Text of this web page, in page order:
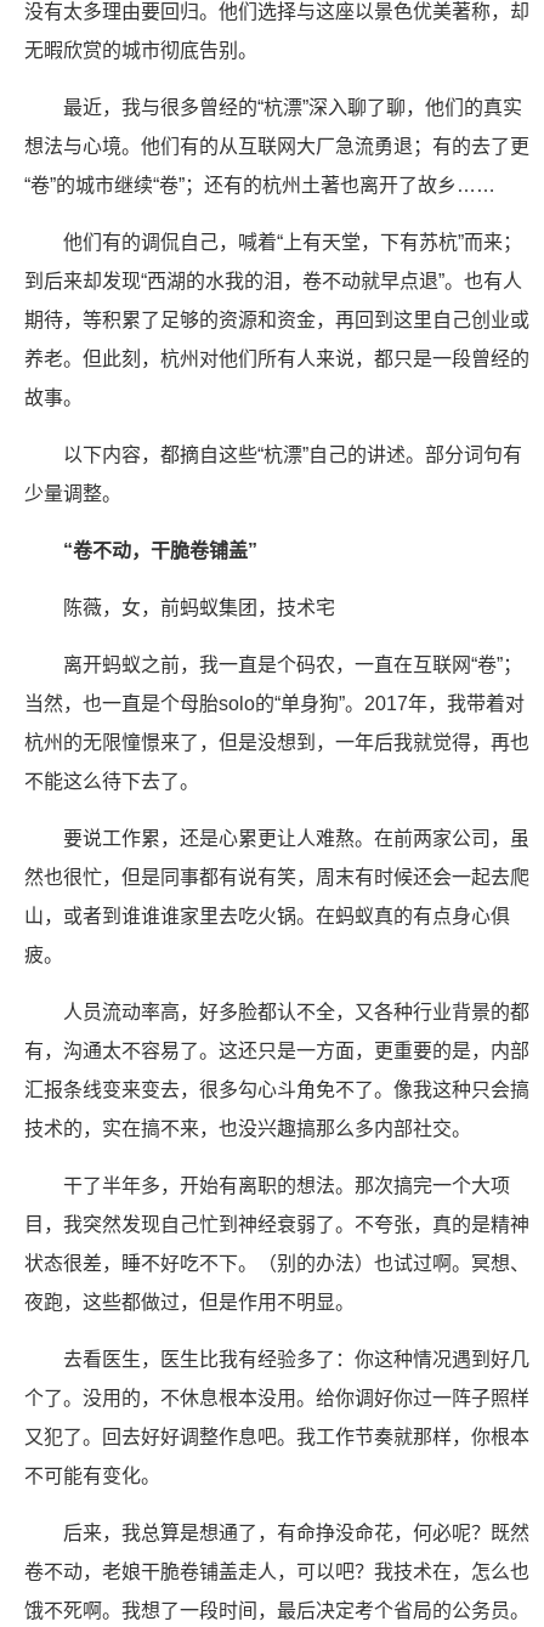
没有太多理由要回归。他们选择与这座以景色优美著称，却
无暇欣赏的城市彻底告别。
最近，我与很多曾经的“杭漂”深入聊了聊，他们的真实
想法与心境。他们有的从互联网大厂急流勇退；有的去了更
“卷”的城市继续“卷”；还有的杭州土著也离开了故乡……
他们有的调侃自己，喊着“上有天堂，下有苏杭”而来；
到后来却发现“西湖的水我的泪，卷不动就早点退”。也有人
期待，等积累了足够的资源和资金，再回到这里自己创业或
养老。但此刻，杭州对他们所有人来说，都只是一段曾经的
故事。
以下内容，都摘自这些“杭漂”自己的讲述。部分词句有
少量调整。
“卷不动，干脆卷铺盖”
陈薇，女，前蚂蚁集团，技术宅
离开蚂蚁之前，我一直是个码农，一直在互联网“卷”；
当然，也一直是个母胎solo的“单身狗”。2017年，我带着对
杭州的无限憧憬来了，但是没想到，一年后我就觉得，再也
不能这么待下去了。
要说工作累，还是心累更让人难熬。在前两家公司，虽
然也很忙，但是同事都有说有笑，周末有时候还会一起去爬
山，或者到谁谁谁家里去吃火锅。在蚂蚁真的有点身心俱
疲。
人员流动率高，好多脸都认不全，又各种行业背景的都
有，沟通太不容易了。这还只是一方面，更重要的是，内部
汇报条线变来变去，很多勾心斗角免不了。像我这种只会搞
技术的，实在搞不来，也没兴趣搞那么多内部社交。
干了半年多，开始有离职的想法。那次搞完一个大项
目，我突然发现自己忙到神经衰弱了。不夸张，真的是精神
状态很差，睡不好吃不下。（别的办法）也试过啊。冥想、
夜跑，这些都做过，但是作用不明显。
去看医生，医生比我有经验多了：你这种情况遇到好几
个了。没用的，不休息根本没用。给你调好你过一阵子照样
又犯了。回去好好调整作息吧。我工作节奏就那样，你根本
不可能有变化。
后来，我总算是想通了，有命挣没命花，何必呢？既然
卷不动，老娘干脆卷铺盖走人，可以吧？我技术在，怎么也
饿不死啊。我想了一段时间，最后决定考个省局的公务员。